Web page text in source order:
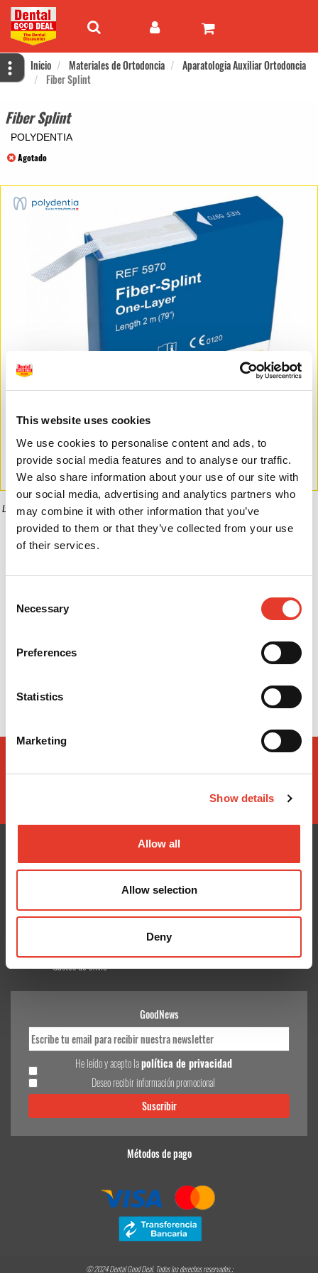
This website uses cookies
We use cookies to personalise content and ads, to
provide social media features and to analyse our traffic.
We also share information about your use of our site with
our social media, advertising and analytics partners who
may combine it with other information that you’ve
provided to them or that they’ve collected from your use
of their services.
Selection
Necessary
Preferences
Statistics
Marketing
Show details
Allow all
Allow selection
Deny
Inicio Materiales de Ortodoncia
Aparatologia Auxiliar Ortodoncia
Fiber Splint
Fiber Splint
POLYDENTIA
Agotado
La imagen puede diferir del producto final.
Informaci�n del producto
Gastos de envío
GoodNews
He leído y acepto lapolítica de privacidad
Deseo recibir información promocional
Métodos de pago
© 2024 Dental Good Deal. Todos los derechos reservados.;